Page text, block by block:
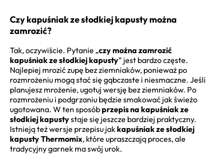
Czy kapuśniak ze słodkiej kapusty można
zamrozić?
Tak, oczywiście. Pytanie „czy można zamrozić
kapuśniak ze słodkiej kapusty” jest bardzo częste.
Najlepiej mrozić zupę bez ziemniaków, ponieważ po
rozmrożeniu mogą stać się gąbczaste i niesmaczne. Jeśli
planujesz mrożenie, ugotuj wersję bez ziemniaków. Po
rozmrożeniu i podgrzaniu będzie smakować jak świeżo
ugotowana. W ten sposóbprzepis na kapuśniak ze
słodkiej kapustystaje się jeszcze bardziej praktyczny.
Istnieją też wersje przepisu jakkapuśniak ze słodkiej
kapusty Thermomix, które upraszczają proces, ale
tradycyjny garnek ma swój urok.